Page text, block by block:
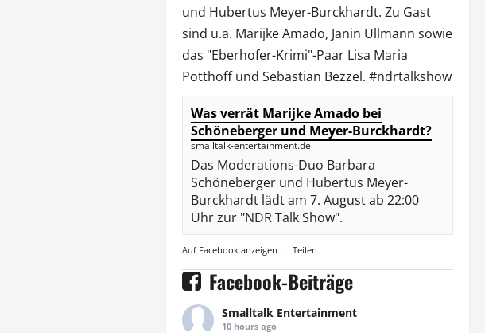
und Hubertus Meyer-Burckhardt. Zu Gast
sind u.a. Marijke Amado, Janin Ullmann sowie
das "Eberhofer-Krimi"-Paar Lisa Maria
Potthoff und Sebastian Bezzel. #ndrtalkshow
Was verrät Marijke Amado bei
Schöneberger und Meyer-Burckhardt?
smalltalk-entertainment.de
Das Moderations-Duo Barbara
Schöneberger und Hubertus Meyer-
Burckhardt lädt am 7. August ab 22:00
Uhr zur "NDR Talk Show".
Auf Facebook anzeigen · Teilen
Facebook-Beiträge
Smalltalk Entertainment
10 hours ago